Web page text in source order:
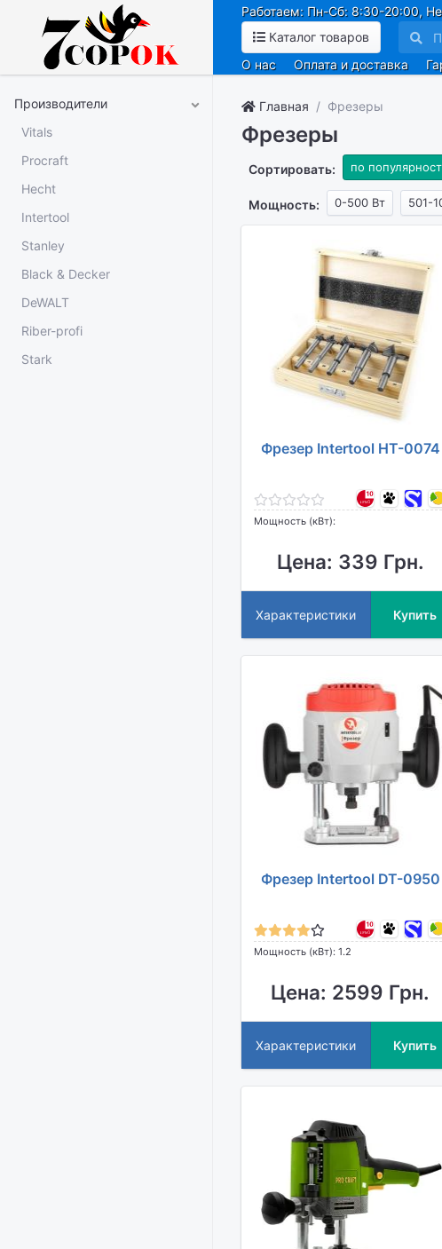
Работаем: Пн-Сб: 8:30-20:00,
Каталог товаров
О нас
Оплата и доставка
Производители
Vitals
Procraft
Hecht
Intertool
Stanley
Black & Decker
DeWALT
Riber-profi
Stark
Главная Фрезеры
Фрезеры
Сортировать: по
Мощность: 0-500 Вт 501-
Фрезер Intertool HT-0074
Мощность (кВт):
Цена: 339 Грн.
Характеристики Купить
Фрезер Intertool DT-0950
Мощность (кВт): 1.2
Цена: 2599 Грн.
Характеристики Купить